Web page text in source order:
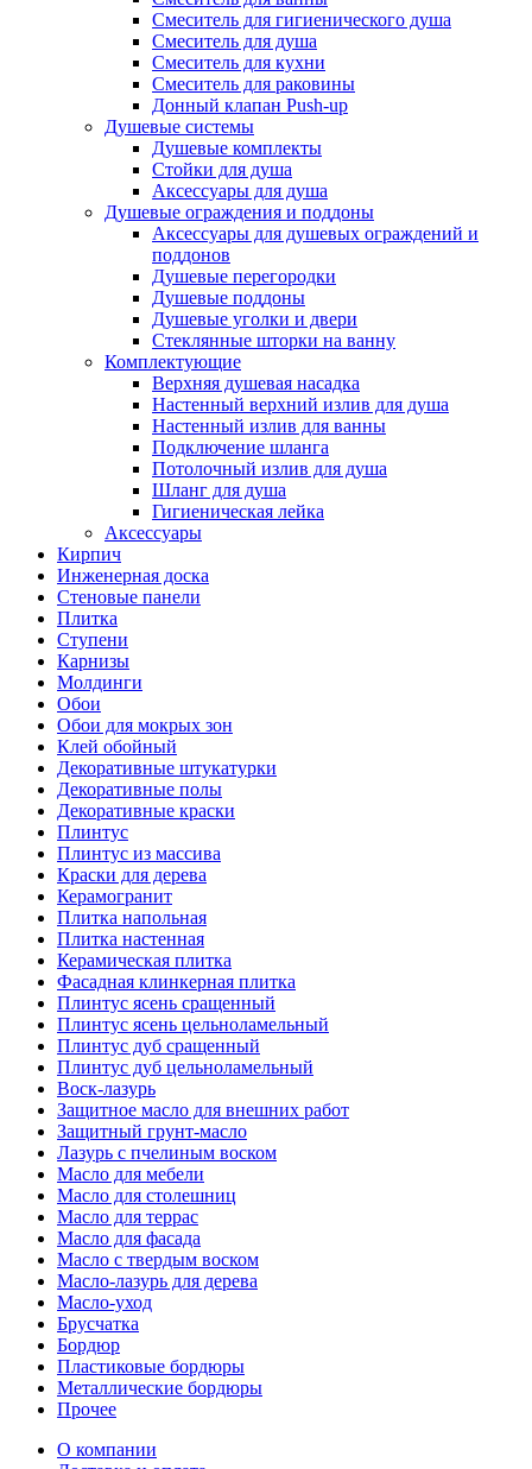
Смеситель для гигиенического душа
Смеситель для душа
Смеситель для кухни
Смеситель для раковины
Донный клапан Push-up
Душевые системы
Душевые комплекты
Стойки для душа
Аксессуары для душа
Душевые ограждения и поддоны
Аксессуары для душевых ограждений и
поддонов
Душевые перегородки
Душевые поддоны
Душевые уголки и двери
Стеклянные шторки на ванну
Комплектующие
Верхняя душевая насадка
Настенный верхний излив для душа
Настенный излив для ванны
Подключение шланга
Потолочный излив для душа
Шланг для душа
Гигиеническая лейка
Аксессуары
Кирпич
Инженерная доска
Стеновые панели
Плитка
Ступени
Карнизы
Молдинги
Обои
Обои для мокрых зон
Клей обойный
Декоративные штукатурки
Декоративные полы
Декоративные краски
Плинтус
Плинтус из массива
Краски для дерева
Керамогранит
Плитка напольная
Плитка настенная
Керамическая плитка
Фасадная клинкерная плитка
Плинтус ясень сращенный
Плинтус ясень цельноламельный
Плинтус дуб сращенный
Плинтус дуб цельноламельный
Воск-лазурь
Защитное масло для внешних работ
Защитный грунт-масло
Лазурь с пчелиным воском
Масло для мебели
Масло для столешниц
Масло для террас
Масло для фасада
Масло с твердым воском
Масло-лазурь для дерева
Масло-уход
Брусчатка
Бордюр
Пластиковые бордюры
Металлические бордюры
Прочее
О компании